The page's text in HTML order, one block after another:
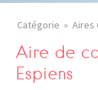
Catégorie Aires
Aire de
Espiens